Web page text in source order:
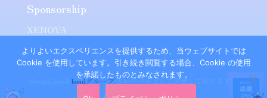
Sponsorship​
XENOVA
bondグループ のレーベルとして運営しております。
よりよいエクスペリエンスを提供するため、当ウェブサイトでは
Cookie を使用しています。引き続き閲覧する場合、Cookie の使用
を承諾したものとみなされます。